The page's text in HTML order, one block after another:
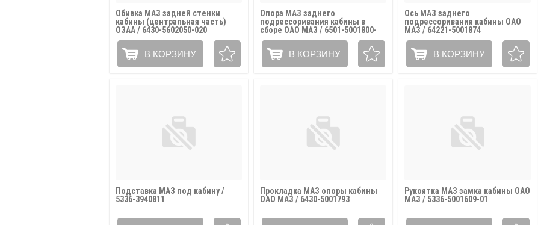
Обивка МАЗ задней стенки
кабины (центральная часть)
ОЗАА / 6430-5602050-020
В КОРЗИНУ
Опора МАЗ заднего
подрессоривания кабины в
сборе ОАО МАЗ / 6501-5001800-
010
В КОРЗИНУ
Ось МАЗ заднего
подрессоривания кабины ОАО
МАЗ / 64221-5001874
В КОРЗИНУ
Подставка МАЗ под кабину /
5336-3940811
Прокладка МАЗ опоры кабины
ОАО МАЗ / 6430-5001793
Рукоятка МАЗ замка кабины ОАО
МАЗ / 5336-5001609-01